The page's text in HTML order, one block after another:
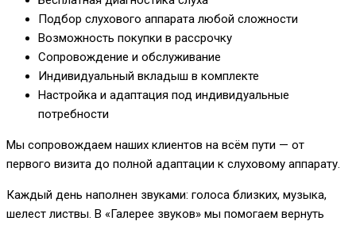
Подбор слухового аппарата любой сложности
Возможность покупки в рассрочку
Сопровождение и обслуживание
Индивидуальный вкладыш в комплекте
Настройка и адаптация под индивидуальные
потребности
Мы сопровождаем наших клиентов на всём пути — от
первого визита до полной адаптации к слуховому аппарату.
Каждый день наполнен звуками: голоса близких, музыка,
шелест листвы. В «Галерее звуков» мы помогаем вернуть